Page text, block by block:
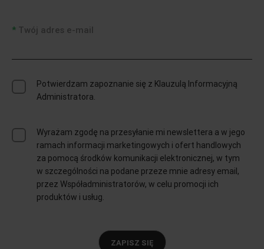
Twój adres e-mail
Potwierdzam zapoznanie się z Klauzulą Informacyjną
Administratora.
Wyrażam zgodę na przesyłanie mi newslettera a w jego
ramach informacji marketingowych i ofert handlowych
za pomocą środków komunikacji elektronicznej, w tym
w szczególności na podane przeze mnie adresy email,
przez Współadministratorów, w celu promocji ich
produktów i usług.
ZAPISZ SIĘ